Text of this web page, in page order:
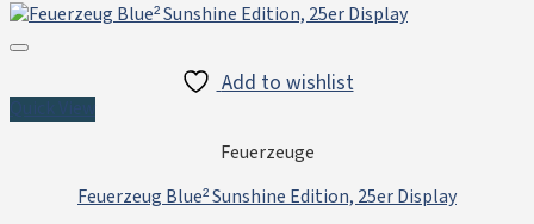
Add to wishlist
Feuerzeuge
Feuerzeug Blue² Sunshine Edition, 25er Display